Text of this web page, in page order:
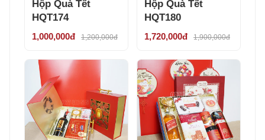
Hộp Quà Tết
HQT174
1,000,000đ 1,200,000đ
Hộp Quà Tết
HQT180
1,720,000đ 1,900,000đ